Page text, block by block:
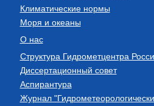
Климатические нормы
Моря и океаны
О нас
Структура Гидрометцентра
Диссертационный совет
Аспирантура
Журнал